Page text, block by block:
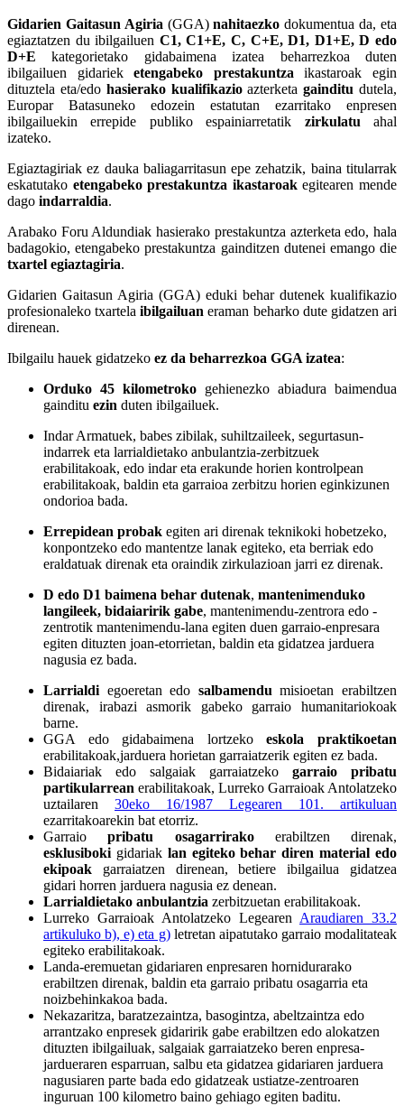
Gidarien Gaitasun Agiria (GGA)nahitaezko dokumentua da, eta
egiaztatzen du ibilgailuen C1, C1+E, C, C+E, D1, D1+E, D edo
D+Ekategorietako gidabaimena izatea beharrezkoa duten
ibilgailuen gidarieketengabeko prestakuntza ikastaroak egin
dituztela eta/edo hasierako kualifikazioazterketagainditu dutela,
Europar Batasuneko edozein estatutan ezarritako enpresen
ibilgailuekin errepide publiko espainiarretatik zirkulatuahal
izateko.
Egiaztagiriak ez dauka baliagarritasun epe zehatzik, baina titularrak
eskatutako etengabeko prestakuntza ikastaroakegitearen mende
dago indarraldia.
Arabako Foru Aldundiak hasierako prestakuntza azterketa edo, hala
badagokio, etengabeko prestakuntza gainditzen dutenei emango die
txartel egiaztagiria.
Gidarien Gaitasun Agiria (GGA) eduki behar dutenek kualifikazio
profesionaleko txartelaibilgailuan eraman beharko dute gidatzen ari
direnean.
Ibilgailu hauek gidatzeko ez da beharrezkoa GGA izatea:
Orduko 45 kilometroko gehienezko abiadura baimendua
gainditu ezin duten ibilgailuek.
Indar Armatuek, babes zibilak, suhiltzaileek, segurtasun-
indarrek eta larrialdietako anbulantzia-zerbitzuek
erabilitakoak, edo indar eta erakunde horien kontrolpean
erabilitakoak, baldin eta garraioa zerbitzu horien eginkizunen
ondorioa bada.
Errepidean probak egiten ari direnak teknikoki hobetzeko,
konpontzeko edo mantentze lanak egiteko, eta berriak edo
eraldatuak direnak eta oraindik zirkulazioan jarri ez direnak.
D edo D1 baimena behar dutenak, mantenimenduko
langileek, bidaiaririk gabe, mantenimendu-zentrora edo -
zentrotik mantenimendu-lana egiten duen garraio-enpresara
egiten dituzten joan-etorrietan, baldin eta gidatzea jarduera
nagusia ez bada.
Larrialdi egoeretan edo salbamendu misioetan erabiltzen
direnak, irabazi asmorik gabeko garraio humanitariokoak
barne.
GGA edo gidabaimena lortzekoeskola praktikoetan
erabilitakoak,jarduera horietan garraiatzerik egiten ez bada.
Bidaiariak edo salgaiak garraiatzeko garraio pribatu
partikularrean erabilitakoak, Lurreko Garraioak Antolatzeko
uztailaren 30eko 16/1987 Legearen 101. artikuluan
ezarritakoarekin bat etorriz.
Garraiopribatu osagarrirakoerabiltzen direnak,
esklusiboki gidariak lan egiteko behar diren material edo
ekipoak garraiatzen direnean, betiere ibilgailua gidatzea
gidari horren jarduera nagusia ez denean.
Larrialdietako anbulantzia zerbitzuetan erabilitakoak.
Lurreko Garraioak Antolatzeko Legearen Araudiaren 33.2
artikuluko b), e) eta g)letretan aipatutako garraio modalitateak
egiteko erabilitakoak.
Landa-eremuetan gidariaren enpresaren hornidurarako
erabiltzen direnak, baldin eta garraio pribatu osagarria eta
noizbehinkakoa bada.
Nekazaritza, baratzezaintza, basogintza, abeltzaintza edo
arrantzako enpresek gidaririk gabe erabiltzen edo alokatzen
dituzten ibilgailuak, salgaiak garraiatzeko beren enpresa-
jardueraren esparruan, salbu eta gidatzea gidariaren jarduera
nagusiaren parte bada edo gidatzeak ustiatze-zentroaren
inguruan 100 kilometro baino gehiago egiten baditu.